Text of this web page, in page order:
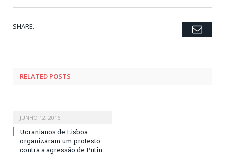
SHARE. Twitter
Facebook
Google+
Pinterest
LinkedIn
Tumblr
RELATED POSTS
JUNHO 12, 2016
Ucranianos de Lisboa
organizaram um protesto
contra a agressão de Putin